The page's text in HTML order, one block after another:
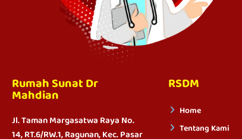
Rumah Sunat Dr
Mahdian
Jl. Taman Margasatwa Raya No.
14, RT.6/RW.1, Ragunan, Kec. Pasar
RSDM
Home
Tentang Kami